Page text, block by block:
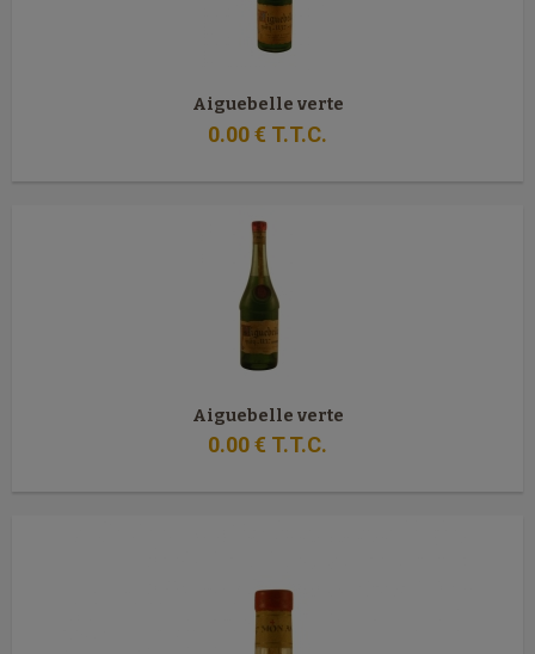
Aiguebelle verte
0.00€ T.T.C.
Aiguebelle verte
0.00€ T.T.C.